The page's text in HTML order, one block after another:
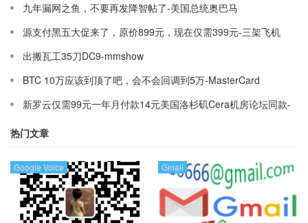
九年漏网之鱼，不要再发降智帖了-美国总统奥巴马
源支付黑五大促来了，原价899元，现在仅需399元-三架飞机
出搬瓦工35刀DC9-mmshow
BTC 10万应该到顶了吧，会不会回调到5万-MasterCard
新罗云仅需99元一年月付款14元美国洛杉矶Cera机房论坛同款-
热门文章
Google Voice Gmail